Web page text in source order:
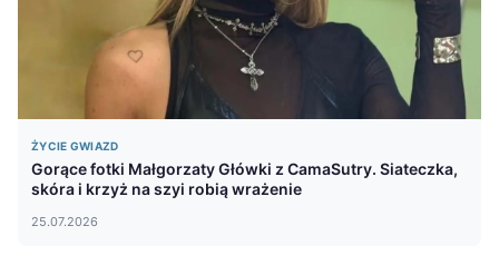
ŻYCIE GWIAZD
Gorące fotki Małgorzaty Główki z CamaSutry. Siateczka,
skóra i krzyż na szyi robią wrażenie
25.07.2026